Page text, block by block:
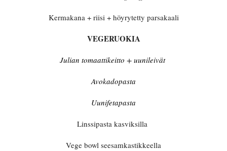
Kermakana + riisi + höyrytetty parsakaali
VEGERUOKIA
Julian tomaattikeitto + uunileivät
Avokadopasta
Uunifetapasta
Linssipasta kasviksilla
Vege bowl seesamkastikkeella